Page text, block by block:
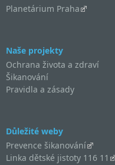
Planetárium Praha
Naše projekty
Ochrana života a zdraví
Šikanování
Pravidla a zásady
Důležité weby
Prevence šikanování
Linka dětské jistoty 116 11